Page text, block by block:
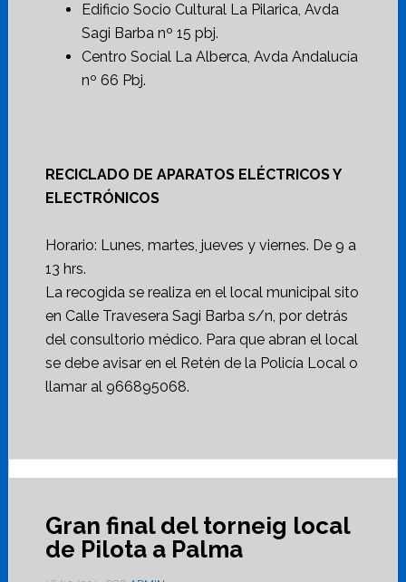
Edificio Socio Cultural La Pilarica, Avda
Sagi Barba nº 15 pbj.
Centro Social La Alberca, Avda Andalucía
nº 66 Pbj.
RECICLADO DE APARATOS ELÉCTRICOS Y
ELECTRÓNICOS
Horario: Lunes, martes, jueves y viernes. De 9 a
13 hrs.
La recogida se realiza en el local municipal sito
en Calle Travesera Sagi Barba s/n, por detrás
del consultorio médico. Para que abran el local
se debe avisar en el Retén de la Policía Local o
llamar al 966895068.
Gran final del torneig local
de Pilota a Palma